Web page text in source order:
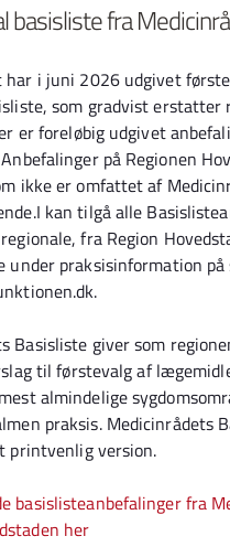
basisliste fra
har i juni 2026 udgivet
som gradvist erstatter
er foreløbig udgivet
på Regionen
ikke er omfattet af
kan tilgå alle
fra Region
under praksisinformation på
Basisliste giver som
til førstevalg af
almindelige
praksis. Medicinrådets
printvenlig version.
basislisteanbefalinger fra
her